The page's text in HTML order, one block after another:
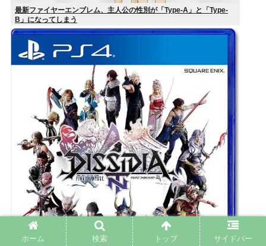
最新ファイヤーエンブレム、主人公の性別が「Type-A」と「Type-
B」になってしまう
ホーム 検索 トップ サイドバー